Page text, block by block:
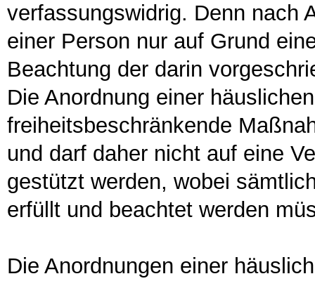
verfassungswidrig. Denn nach
einer Person nur auf Grund
Beachtung der darin
Die Anordnung einer
freiheitsbeschränkende
und darf daher nicht auf eine
gestützt werden, wobei
erfüllt und beachtet werden
Die Anordnungen einer